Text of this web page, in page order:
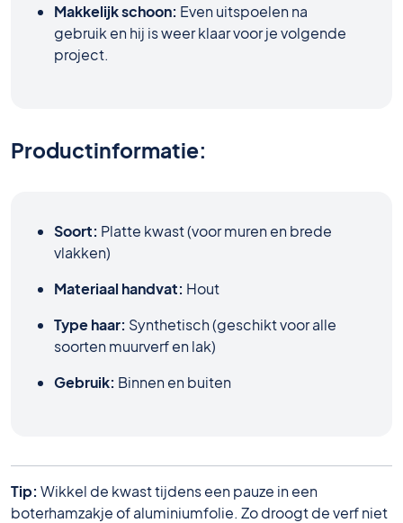
Makkelijk schoon: Even uitspoelen na
gebruik en hij is weer klaar voor je volgende
project.
Productinformatie:
Soort: Platte kwast (voor muren en brede
vlakken)
Materiaal handvat: Hout
Type haar: Synthetisch (geschikt voor alle
soorten muurverf en lak)
Gebruik: Binnen en buiten
Tip: Wikkel de kwast tijdens een pauze in een
boterhamzakje of aluminiumfolie. Zo droogt de verf niet